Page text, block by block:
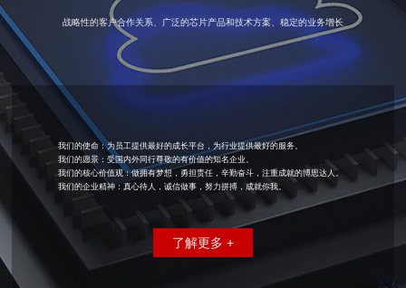
战略性的客户合作关系、广泛的芯片产品和技术方案、稳定的业务增长
我们的使命：为员工提供最好的成长平台，为行业提供最好的服务。
我们的愿景：受国内外同行尊敬的有价值的知名企业。
我们的核心价值观：做拥有梦想，勇担责任，辛勤奋斗，注重成就的博思达人。
我们的企业精神：真心待人，诚信做事，努力拼搏，成就你我。
了解更多 +